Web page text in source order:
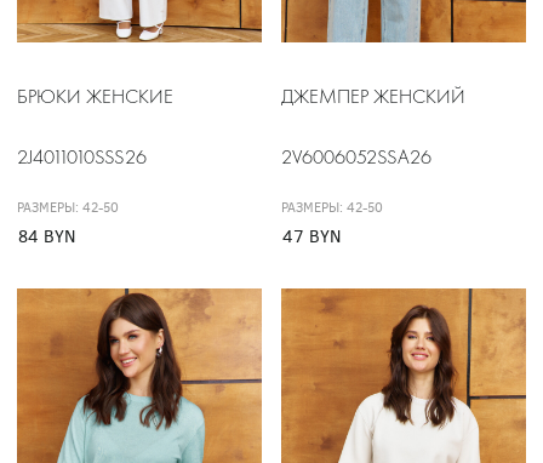
БРЮКИ ЖЕНСКИЕ
2J4011010SSS26
РАЗМЕРЫ: 42-50
84 BYN
ДЖЕМПЕР ЖЕНСКИЙ
2V6006052SSA26
РАЗМЕРЫ: 42-50
47 BYN